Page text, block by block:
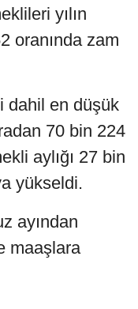
yılın
oranında zam
dahil en düşük
70 bin 224
aylığı 27 bin
yükseldi.
ayından
maaşlara